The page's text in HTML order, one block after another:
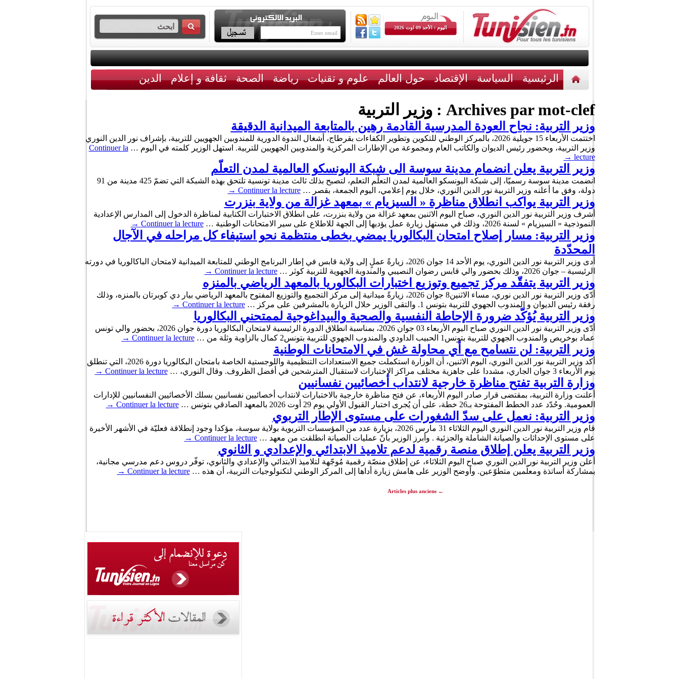
اليوم : الأحد 09 اوت 2026
الرئيسية السياسة الإقتصاد حول العالم علوم و تقنيات رياضة الصحة ثقافة و إعلام الدين
أخبار مختلفة
Archives par mot-clef : وزير التربية
وزير التربية: نجاح العودة المدرسية القادمة رهين بالمتابعة الميدانية الدقيقة
اختتمت الأربعاء 15 جويلية 2026، بالمركز الوطني للتكوين وتطوير الكفاءات بقرطاج، أشغال الندوة الدورية للمندوبين الجهويين للتربية، بإشراف نور الدين النوري
وزير التربية، وبحضور رئيس الديوان والكاتب العام ومجموعة من الإطارات المركزية والمندوبين الجهويين للتربية. استهل الوزير كلمته في اليوم … Continuer la
lecture
→
وزير التربية يعلن انضمام مدينة سوسة الى شبكة اليونسكو العالمية لمدن التعلّم
انضمت مدينة سوسة رسميّا، إلى شبكة اليونسكو العالمية لمدن التعلّم التعلم، لتصبح بذلك ثالث مدينة تونسية تلتحق بهذه الشبكة التي تضمّ 425 مدينة من 91
دولة، وفق ما أعلنه وزير التربية نور الدين النوري، خلال يوم إعلامي، اليوم الجمعة، بقصر …Continuer la lecture
→
وزير التربية يواكب انطلاق مناظرة « السيزيام » بمعهد غزالة من ولاية بنزرت
أشرف وزير التربية نور الدين النوري، صباح اليوم الاثنين بمعهد غزالة من ولاية بنزرت، على انطلاق الاختبارات الكتابية لمناظرة الدخول إلى المدارس الإعدادية
النموذجية « السيزيام » لسنة 2026، وذلك في مستهل زيارة عمل يؤديها إلى الجهة للاطلاع على سير الامتحانات الوطنية …
Continuer la lecture
→
وزير التربية: مسار إصلاح امتحان البكالوريا يمضي بخطى منتظمة نحو استيفاء كل مراحله في الآجال
المحدّدة
أدى وزير التربية نور الدين النوري، يوم الأحد 14 جوان 2026، زيارةً عملٍ إلى ولاية قابس في إطار البرنامج الوطني للمتابعة الميدانية لامتحان الباكالوريا في دورته
الرئيسية – جوان 2026، وذلك بحضور والي قابس رضوان النصيبي والمندوبة الجهوية للتربية كوثر …
Continuer la lecture
→
وزير التربية يتفقّد مركز تجميع وتوزيع اختبارات البكالوريا بالمعهد الرياضي بالمنزه
أدّى وزير التربية نور الدين نوري، مساء الاثنين8 جوان 2026، زيارةً ميدانية إلى مركز التجميع والتوزيع المفتوح بالمعهد الرياضي بيار دي كوبرتان بالمنزه، وذلك
رفقة رئيس الديوان و المندوب الجهوي للتربية بتونس 1. والتقى الوزير خلال الزيارة بالمشرفين على مركز …
Continuer la lecture
→
وزير التربية يُؤكّد ضرورة الإحاطة النفسية والصحية والبيداغوجية لممتحني البكالوريا
أدّى وزير التربية نور الدين النوري صباح اليوم الأربعاء 03 جوان 2026، بمناسبة انطلاق الدورة الرئيسية لامتحان البكالوريا دورة جوان 2026، بحضور والي تونس
عماد بوخريص والمندوب الجهوي للتربية بتونس1 الحبيب الداودي والمندوب الجهوي للتربية بتونس2 كمال بالزاوية وثلة من …
Continuer la lecture
→
وزير التربية: لن نتسامح مع أي محاولة غش في الامتحانات الوطنية
أكد وزير التربية نور الدين النوري، اليوم الاثنين، أن الوزارة استكملت جميع الاستعدادات التنظيمية واللوجستية الخاصة بامتحان البكالوريا دورة 2026، التي تنطلق
يوم الأربعاء 3 جوان الجاري، مشددا على جاهزية مختلف مراكز الاختبارات لاستقبال المترشحين في أفضل الظروف. وقال النوري، …
Continuer la lecture
→
وزارة التربية تفتح مناظرة خارجية لانتداب أخصائيين نفسانيين
أعلنت وزارة التربية، بمقتضى قرار صادر اليوم الأربعاء، عن فتح مناظرة خارجية بالاختبارات لانتداب أخصائيين نفسانيين بسلك الأخصائيين النفسانيين للإدارات
العمومية. وحُدّد عدد الخطط المفتوحة بـ26 خطة، على أن يُجرى اختبار القبول الأولي يوم 29 أوت 2026 بالمعهد الصادقي بتونس …
Continuer la lecture
→
وزير التربية: نعمل على سدّ الشغورات على مستوى الإطار التربوي
قام وزير التربية نور الدين النوري اليوم الثلاثاء 31 مارس 2026، بزيارة عدد من المؤسسات التربوية بولاية سوسة، مؤكدا وجود إنطلاقة فعليّة في الأشهر الأخيرة
على مستوى الإحداثات والصيانة الشاملة والجزئية . وأبرز الوزير بأنّ عمليات الصيانة انطلقت من معهد …Continuer la lecture
→
وزير التربية يعلن إطلاق منصة رقمية لدعم تلاميذ الابتدائي والإعدادي و الثانوي
أعلن وزير التربية نور الدين النوري صباح اليوم الثلاثاء، عن إطلاق منصّة رقمية مُوجّهة لتلاميذ الابتدائي والإعدادي والثانوي، توفّر دروس دعم مدرسي مجانية،
بمشاركة أساتذة ومعلّمين متطوّعين. وأوضح الوزير على هامش زيارة أداها إلى المركز الوطني لتكنولوجيات التربية، أن هذه …Continuer la lecture
→
←
Articles plus anciens